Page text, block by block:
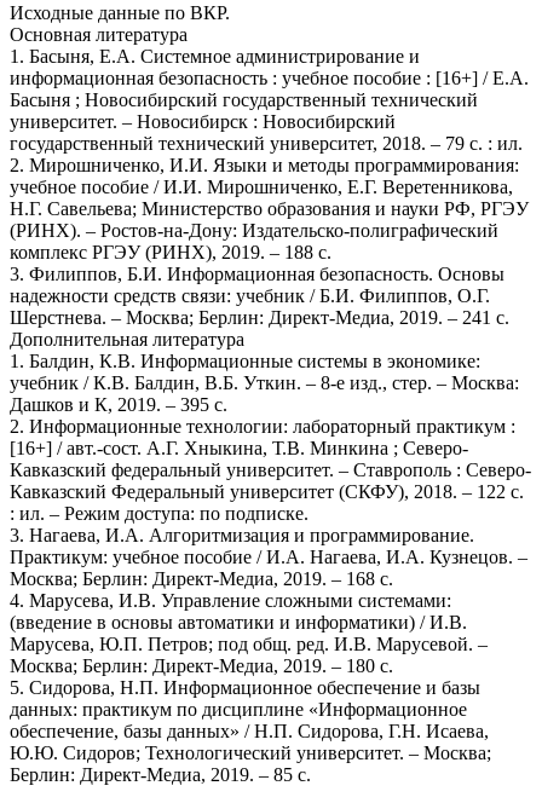
Исходные данные по ВКР.
Основная литература
1. Басыня, Е.А. Системное администрирование и
информационная безопасность : учебное пособие : [16+] / Е.А.
Басыня ; Новосибирский государственный технический
университет. – Новосибирск : Новосибирский
государственный технический университет, 2018. – 79 с. : ил.
2. Мирошниченко, И.И. Языки и методы программирования:
учебное пособие / И.И. Мирошниченко, Е.Г. Веретенникова,
Н.Г. Савельева; Министерство образования и науки РФ, РГЭУ
(РИНХ). – Ростов-на-Дону: Издательско-полиграфический
комплекс РГЭУ (РИНХ), 2019. – 188 с.
3. Филиппов, Б.И. Информационная безопасность. Основы
надежности средств связи: учебник / Б.И. Филиппов, О.Г.
Шерстнева. – Москва; Берлин: Директ-Медиа, 2019. – 241 с.
Дополнительная литература
1. Балдин, К.В. Информационные системы в экономике:
учебник / К.В. Балдин, В.Б. Уткин. – 8-е изд., стер. – Москва:
Дашков и К, 2019. – 395 с.
2. Информационные технологии: лабораторный практикум :
[16+] / авт.-сост. А.Г. Хныкина, Т.В. Минкина ; Северо-
Кавказский федеральный университет. – Ставрополь : Северо-
Кавказский Федеральный университет (СКФУ), 2018. – 122 с.
: ил. – Режим доступа: по подписке.
3. Нагаева, И.А. Алгоритмизация и программирование.
Практикум: учебное пособие / И.А. Нагаева, И.А. Кузнецов. –
Москва; Берлин: Директ-Медиа, 2019. – 168 с.
4. Марусева, И.В. Управление сложными системами:
(введение в основы автоматики и информатики) / И.В.
Марусева, Ю.П. Петров; под общ. ред. И.В. Марусевой. –
Москва; Берлин: Директ-Медиа, 2019. – 180 с.
5. Сидорова, Н.П. Информационное обеспечение и базы
данных: практикум по дисциплине «Информационное
обеспечение, базы данных» / Н.П. Сидорова, Г.Н. Исаева,
Ю.Ю. Сидоров; Технологический университет. – Москва;
Берлин: Директ-Медиа, 2019. – 85 с.